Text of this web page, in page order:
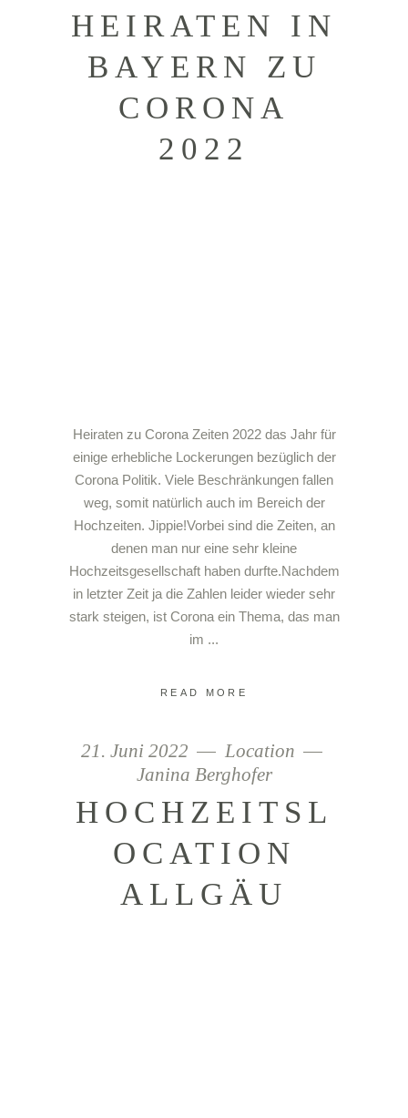
HEIRATEN IN
BAYERN ZU
CORONA
2022
Heiraten zu Corona Zeiten 2022 das Jahr für
einige erhebliche Lockerungen bezüglich der
Corona Politik. Viele Beschränkungen fallen
weg, somit natürlich auch im Bereich der
Hochzeiten. Jippie!Vorbei sind die Zeiten, an
denen man nur eine sehr kleine
Hochzeitsgesellschaft haben durfte.Nachdem
in letzter Zeit ja die Zahlen leider wieder sehr
stark steigen, ist Corona ein Thema, das man
im
READ MORE
21. Juni 2022
Location
Janina Berghofer
HOCHZEITSL
OCATION
ALLGÄU